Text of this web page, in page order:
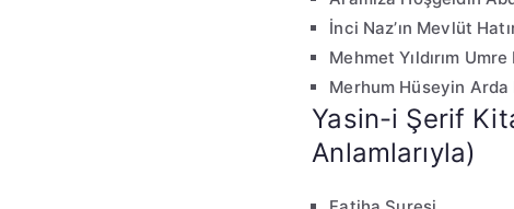
İnci Naz’ın Mevlüt
Mehmet Yıldırım
Merhum Hüseyin Arda
Yasin-i Şerif
Anlamlarıyla)